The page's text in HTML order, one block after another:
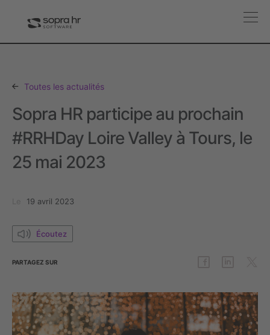
Toutes les actualités
Sopra HR participe au prochain
#RRHDay Loire Valley à Tours, le
25 mai 2023
19 avril 2023
Écoutez
PARTAGEZ SUR